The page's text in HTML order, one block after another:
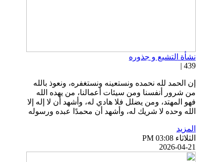
نشأة التشيع و جذوره
439 |
إن الحمد لله نحمده ونستعينه ونستغفره، ونعوذ بالله
من شرور أنفسنا ومن سيئات أعمالنا، من يهده الله
فهو المهتد، ومن يضلل فلا هادي له، وأشهد أن لا إله إلا
الله وحده لا شريك له، وأشهد أن محمدًا عبده ورسوله
المزيد
الثلاثاء PM 03:08
2026-04-21